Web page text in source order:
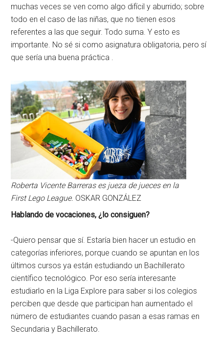
muchas veces se ven como algo difícil y aburrido; sobre
todo en el caso de las niñas, que no tienen esos
referentes a las que seguir. Todo suma. Y esto es
importante. No sé si como asignatura obligatoria, pero sí
que sería una buena práctica .
Roberta Vicente Barreras es jueza de jueces en la
First Lego League. OSKAR GONZÁLEZ
Hablando de vocaciones, ¿lo consiguen?
-Quiero pensar que sí. Estaría bien hacer un estudio en
categorías inferiores, porque cuando se apuntan en los
últimos cursos ya están estudiando un Bachillerato
científico tecnológico. Por eso sería interesante
estudiarlo en la Liga Explore para saber si los colegios
perciben que desde que participan han aumentado el
número de estudiantes cuando pasan a esas ramas en
Secundaria y Bachillerato.